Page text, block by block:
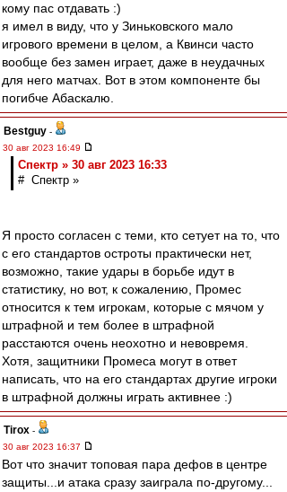
кому пас отдавать :)
я имел в виду, что у Зиньковского мало
игрового времени в целом, а Квинси часто
вообще без замен играет, даже в неудачных
для него матчах. Вот в этом компоненте бы
погибче Абаскалю.
Bestguy -
30 авг 2023 16:49
Спектр » 30 авг 2023 16:33
# Спектр »
Я просто согласен с теми, кто сетует на то, что
с его стандартов остроты практически нет,
возможно, такие удары в борьбе идут в
статистику, но вот, к сожалению, Промес
относится к тем игрокам, которые с мячом у
штрафной и тем более в штрафной
расстаются очень неохотно и невовремя.
Хотя, защитники Промеса могут в ответ
написать, что на его стандартах другие игроки
в штрафной должны играть активнее :)
Tirox -
30 авг 2023 16:37
Вот что значит топовая пара дефов в центре
защиты...и атака сразу заиграла по-другому...